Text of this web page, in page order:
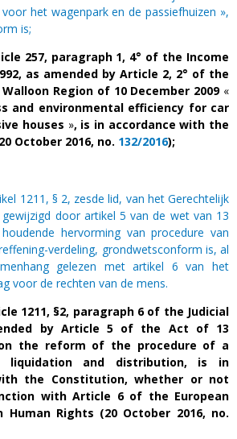
het wagenpark en de passiefhuizen »,
is;
257, paragraph 1, 4° of the Income
as amended by Article 2, 2° of the
Region of 10 December 2009 «
and environmental efficiency for car
houses », is in accordance with the
October 2016, no. 132/2016);
1211, § 2, zesde lid, van het Gerechtelijk
door artikel 5 van de wet van 13
hervorming van procedure van
verdeling, grondwetsconform is, al
gelezen met artikel 6 van het
voor de rechten van de mens.
1211, §2, paragraph 6 of the Judicial
by Article 5 of the Act of 13
the reform of the procedure of a
liquidation and distribution, is in
the Constitution, whether or not
with Article 6 of the European
Human Rights (20 October 2016, no.